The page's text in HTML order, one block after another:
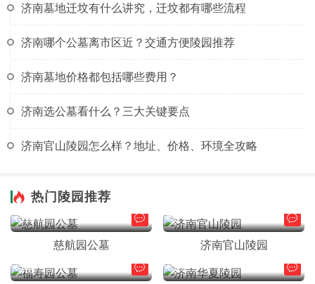
济南墓地迁坟有什么讲究，迁坟都有哪些流程
济南哪个公墓离市区近？交通方便陵园推荐
济南墓地价格都包括哪些费用？
济南选公墓看什么？三大关键要点
济南官山陵园怎么样？地址、价格、环境全攻略
热门陵园推荐
长清区
慈航园公墓
市中区
济南官山陵园
长清区 长清区